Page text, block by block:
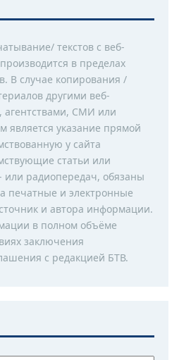
текстов с веб-
в пределах
В случае копирования /
другими веб-
агентствами, СМИ или
является указание прямой
у сайта
статьи или
или радиопередач, обязаны
печатные и электронные
и автора информации.
в полном объёме
заключения
с редакцией БТВ.